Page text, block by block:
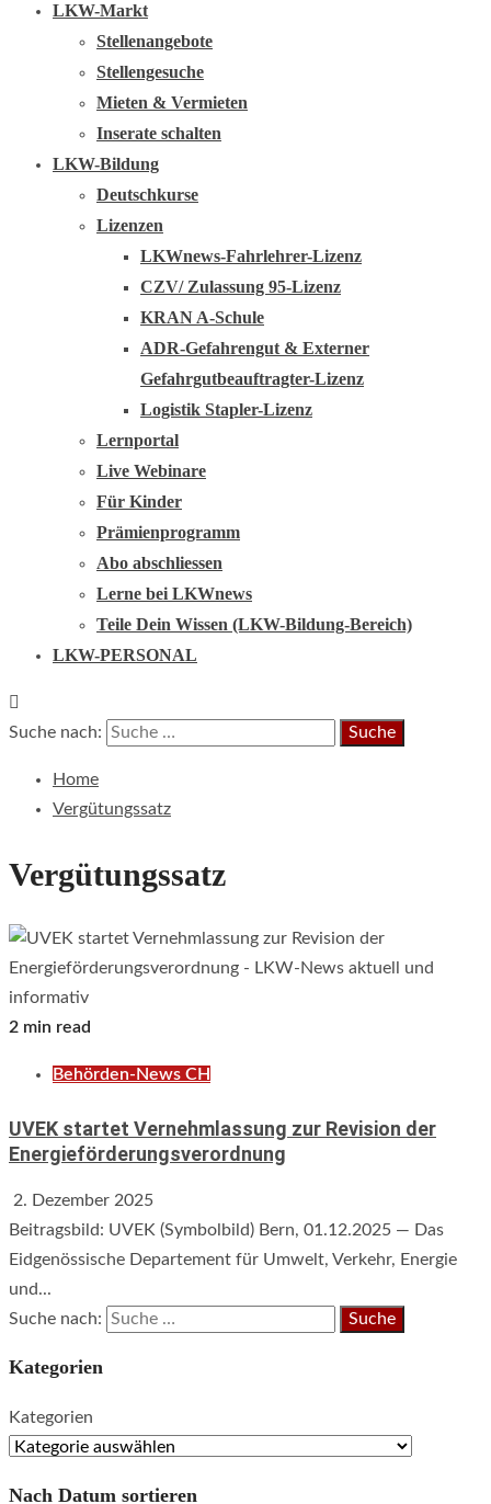
LKW-Markt
Stellenangebote
Stellengesuche
Mieten & Vermieten
Inserate schalten
LKW-Bildung
Deutschkurse
Lizenzen
LKWnews-Fahrlehrer-Lizenz
CZV/ Zulassung 95-Lizenz
KRAN A-Schule
ADR-Gefahrengut & Externer
Gefahrgutbeauftragter-Lizenz
Logistik Stapler-Lizenz
Lernportal
Live Webinare
Für Kinder
Prämienprogramm
Abo abschliessen
Lerne bei LKWnews
Teile Dein Wissen (LKW-Bildung-Bereich)
LKW-PERSONAL
Suche nach:
Home
Vergütungssatz
Vergütungssatz
2 min read
Behörden-News CH
UVEK startet Vernehmlassung zur Revision der
Energieförderungsverordnung
2. Dezember 2025
Beitragsbild: UVEK (Symbolbild) Bern, 01.12.2025 — Das
Eidgenössische Departement für Umwelt, Verkehr, Energie
und...
Suche nach:
Kategorien
Kategorien
Nach Datum sortieren